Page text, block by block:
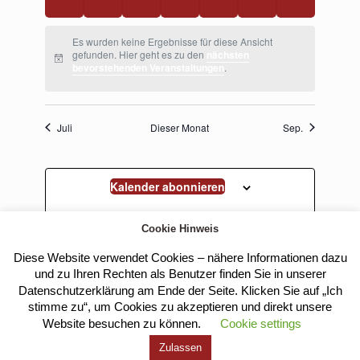
Es wurden keine Ergebnisse für diese Ansicht
gefunden. Hier geht es zu den
.
Juli Dieser Monat Sep.
Kalender abonnieren
Kloster Heilig Kreuz |Impressum
Cookie Hinweis
Diese Website verwendet Cookies – nähere Informationen dazu
und zu Ihren Rechten als Benutzer finden Sie in unserer
Datenschutzerklärung am Ende der Seite. Klicken Sie auf „Ich
stimme zu“, um Cookies zu akzeptieren und direkt unsere
Website besuchen zu können.
Cookie settings
Zulassen